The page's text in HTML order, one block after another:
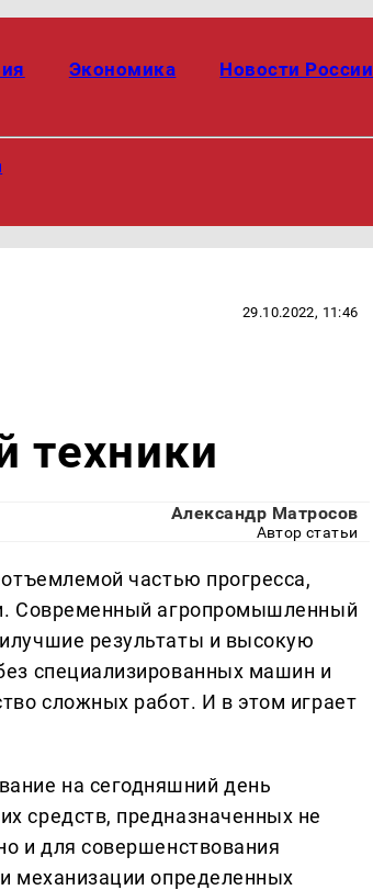
Экономика Новости России
29.10.2022, 11:46
техники
Александр Матросов
Автор статьи
частью прогресса,
Современный агропромышленный
результаты и высокую
специализированных машин и
сложных работ. И в этом играет
на сегодняшний день
средств, предназначенных не
и для совершенствования
механизации определенных